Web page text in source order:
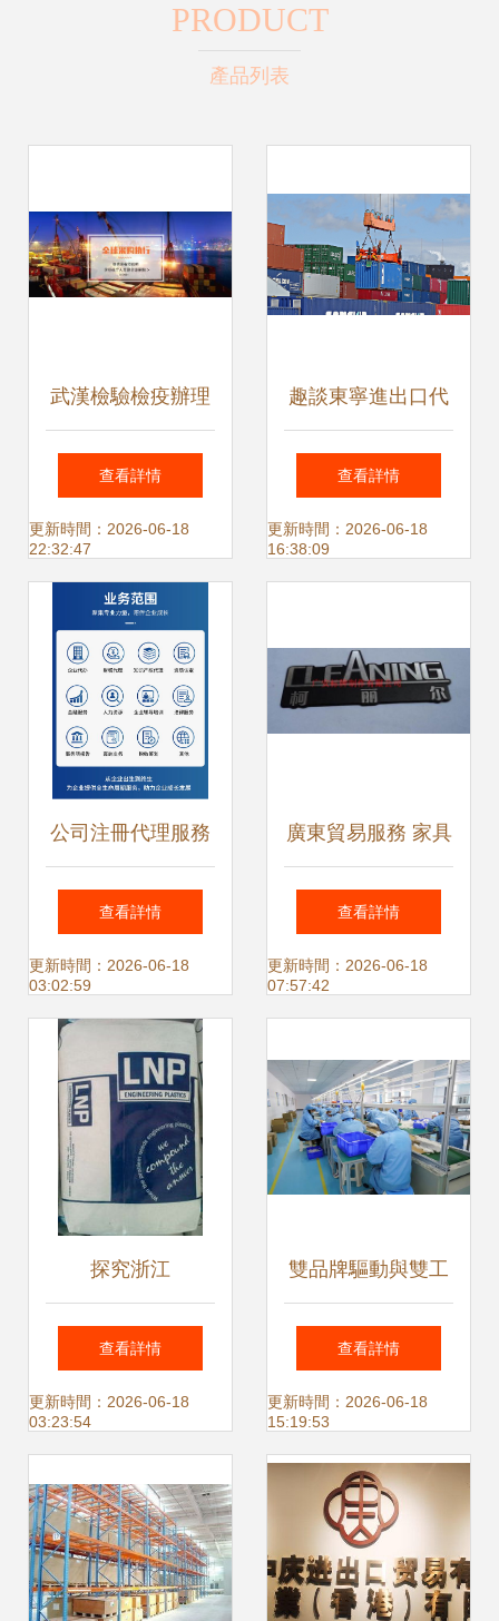
PRODUCT
產品列表
武漢檢驗檢疫辦理
地點及其在貿易代
理中的作用
查看詳情
更新時間：2026-06-18
22:32:47
趣談東寧進出口代
理，開啟貿易新征
程
查看詳情
更新時間：2026-06-18
16:38:09
公司注冊代理服務
全方位解答 地址提
供與工商年報快速
查看詳情
更新時間：2026-06-18
03:02:59
廣東貿易服務 家具
供求與貿易代理的
全產業鏈賦能
查看詳情
更新時間：2026-06-18
07:57:42
探究浙江
PA66/PTFE尼龍代
理商視角 房產稅能
查看詳情
更新時間：2026-06-18
03:23:54
雙品牌驅動與雙工
廠投資 國內貿易的
協同發展之路
查看詳情
更新時間：2026-06-18
15:19:53